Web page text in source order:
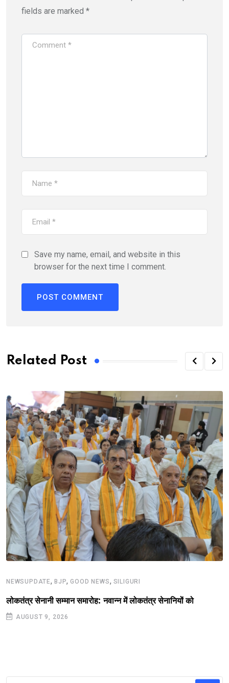
fields are marked *
Save my name, email, and website in this
browser for the next time I comment.
Related Post
NEWSUPDATE, BJP,GOOD NEWS, SILIGURI
लोकतंत्र सेनानी सम्मान समारोह: नवान्न में लोकतंत्र सेनानियों को
AUGUST 9, 2026